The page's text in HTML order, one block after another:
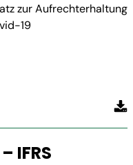
zur Aufrechterhaltung
19
IFRS